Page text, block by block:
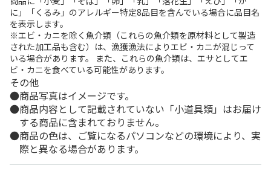
に」「くるみ」のアレルギー特定8品目を含んでいる場合に品目名
を表示します。
※エビ・カニを除く魚介類（これらの魚介類を原材料として製造
された加工品も含む）は、漁獲漁法によりエビ・カニが混じって
いる場合があります。 また、これらの魚介類は、エサとしてエ
ビ・カニを食べている可能性があります。
その他
商品写真はイメージです。
商品内容として記載されていない「小道具類」はお届け
する商品に含まれておりません。
商品の色は、ご覧になるパソコンなどの環境により、実
際と異なる場合があります。